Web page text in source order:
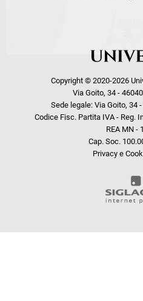
Copyright © 2020-2026
Via Goito, 34 -
Sede legale: Via Goito, 34
Codice Fisc. Partita IVA - Reg.
REA MN -
Cap. Soc.
Privacy e